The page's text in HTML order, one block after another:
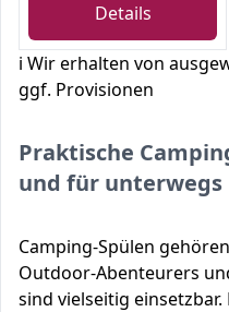
Details
ℹ️ Wir erhalten von
ggf. Provisionen
Praktische
und für unterwegs
Camping-Spülen
Outdoor-Abenteurers
sind vielseitig